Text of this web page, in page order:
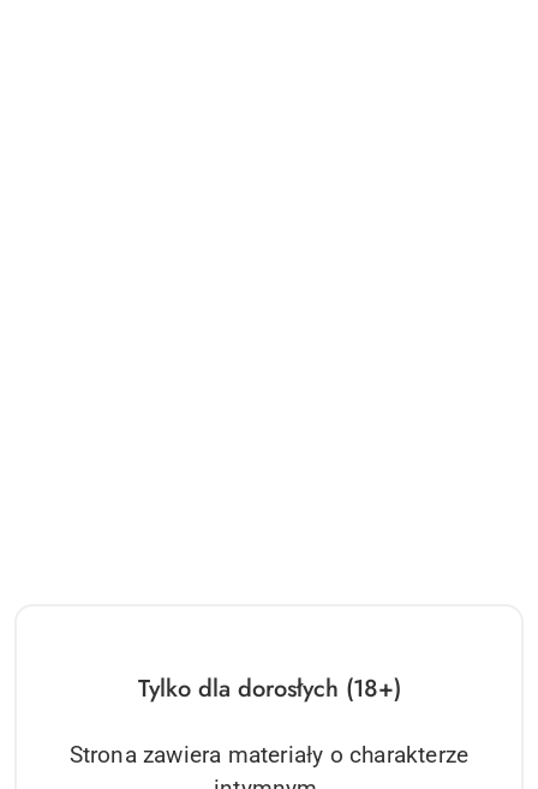
Tylko dla dorosłych (18+)
Strona zawiera materiały o charakterze